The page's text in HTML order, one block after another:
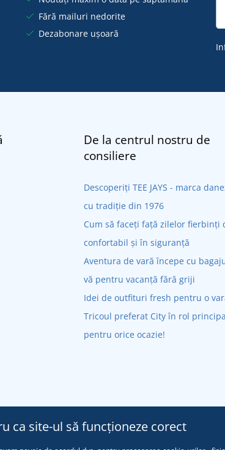
Fără mailuri nedorite
Dezabonare ușoară
De la centrul nostru de
consiliere
Descoperiți TEE JAYS - marca
cu tradiție din 1976
Cum să faceți față zilelor fierbinți
confortabil și în siguranță
Aventura de vară începe cu
vă pentru vacanță fără griji
Idei de outfituri fresh pentru o
Tricoul preferat City în rol
pentru orice ocazie!
ca site-ul să funcționeze corect